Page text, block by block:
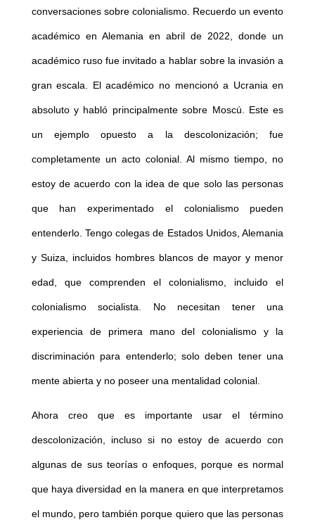
conversaciones sobre colonialismo. Recuerdo un evento
académico en Alemania en abril de 2022, donde un
académico ruso fue invitado a hablar sobre la invasión a
gran escala. El académico no mencionó a Ucrania en
absoluto y habló principalmente sobre Moscú. Este es
un ejemplo opuesto a la descolonización; fue
completamente un acto colonial. Al mismo tiempo, no
estoy de acuerdo con la idea de que solo las personas
que han experimentado el colonialismo pueden
entenderlo. Tengo colegas de Estados Unidos, Alemania
y Suiza, incluidos hombres blancos de mayor y menor
edad, que comprenden el colonialismo, incluido el
colonialismo socialista. No necesitan tener una
experiencia de primera mano del colonialismo y la
discriminación para entenderlo; solo deben tener una
mente abierta y no poseer una mentalidad colonial.
Ahora creo que es importante usar el término
descolonización, incluso si no estoy de acuerdo con
algunas de sus teorías o enfoques, porque es normal
que haya diversidad en la manera en que interpretamos
el mundo, pero también porque quiero que las personas